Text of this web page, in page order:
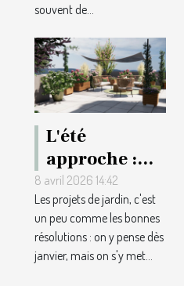
souvent de...
L'été
approche :
quel expert
pour
réaménager
votre jardin
8 avril 2026 14:42
Les projets de jardin, c'est
un peu comme les bonnes
résolutions : on y pense dès
janvier, mais on s'y met...